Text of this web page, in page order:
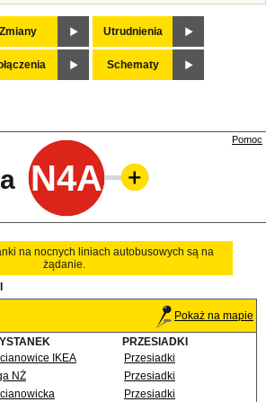
Zmiany Utrudnienia
Schematy
N4A
Pomoc
na nocnych liniach autobusowych są na
żądanie.
Pokaż na mapie
PRZESIADKI
IKEA
Przesiadki
NŻ
Przesiadki
Przesiadki